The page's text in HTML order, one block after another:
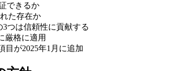
できるか
た存在か
3つは信頼性に貢献する
厳格に適用
目が2025年1月に追加